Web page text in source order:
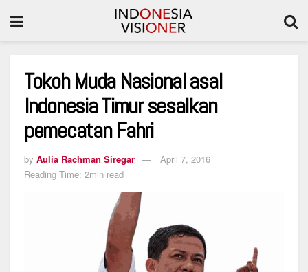
Tokoh Muda Nasional asal
Indonesia Timur sesalkan
pemecatan Fahri
by Aulia Rachman Siregar
April 7, 2016
Reading Time: 2min read